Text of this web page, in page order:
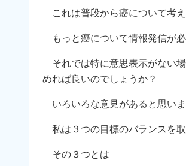
これは普段から癌について考
もっと癌について情報発信が必
それでは特に意思表示がない
めれば良いのでしょうか？
いろいろな意見があると思いま
私は３つの目標のバランスを取
その３つとは